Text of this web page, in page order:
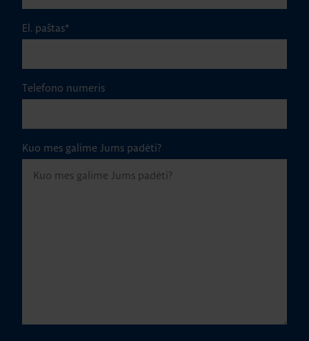
El. paštas*
Telefono numeris
Kuo mes galime Jums padėti?